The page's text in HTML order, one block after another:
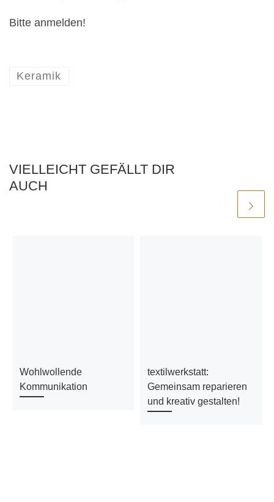
Bitte anmelden!
Keramik
VIELLEICHT GEFÄLLT DIR
AUCH
Wohlwollende
Kommunikation
textilwerkstatt:
Gemeinsam reparieren
und kreativ gestalten!